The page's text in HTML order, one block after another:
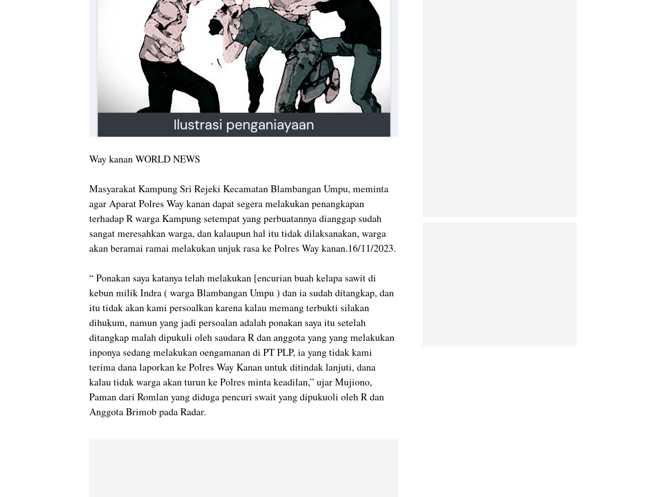
Way kanan WORLD NEWS
Masyarakat Kampung Sri Rejeki Kecamatan Blambangan Umpu, meminta
agar Aparat Polres Way kanan dapat segera melakukan penangkapan
terhadap R warga Kampung setempat yang perbuatannya dianggap sudah
sangat meresahkan warga, dan kalaupun hal itu tidak dilaksanakan, warga
akan beramai ramai melakukan unjuk rasa ke Polres Way kanan.16/11/2023.
“ Ponakan saya katanya telah melakukan [encurian buah kelapa sawit di
kebun milik Indra ( warga Blambangan Umpu ) dan ia sudah ditangkap, dan
itu tidak akan kami persoalkan karena kalau memang terbukti silakan
dihukum, namun yang jadi persoalan adalah ponakan saya itu setelah
ditangkap malah dipukuli oleh saudara R dan anggota yang yang melakukan
inponya sedang melakukan oengamanan di PT PLP, ia yang tidak kami
terima dana laporkan ke Polres Way Kanan untuk ditindak lanjuti, dana
kalau tidak warga akan turun ke Polres minta keadilan,” ujar Mujiono,
Paman dari Romlan yang diduga pencuri swait yang dipukuoli oleh R dan
Anggota Brimob pada Radar.